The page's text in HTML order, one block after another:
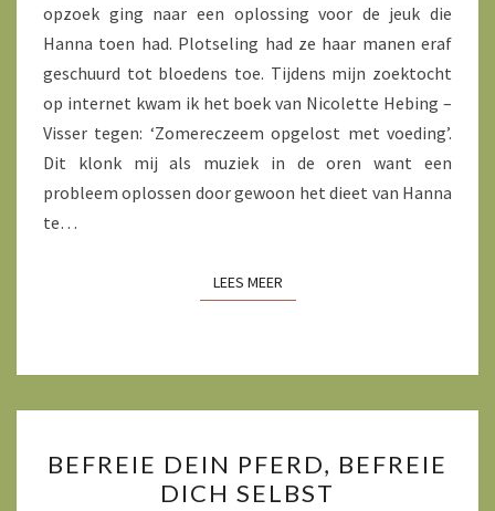
opzoek ging naar een oplossing voor de jeuk die
Hanna toen had. Plotseling had ze haar manen eraf
geschuurd tot bloedens toe. Tijdens mijn zoektocht
op internet kwam ik het boek van Nicolette Hebing –
Visser tegen: ‘Zomereczeem opgelost met voeding’.
Dit klonk mij als muziek in de oren want een
probleem oplossen door gewoon het dieet van Hanna
te…
LEES MEERLEES MEER
DEIN
PFERD,
BEFREIE DEIN PFERD, BEFREIE
DICH SELBST